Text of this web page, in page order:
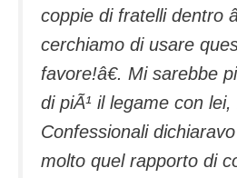
coppie di fratelli dentro
cerchiamo di usare
favore!â€. Mi sarebbe
di piÃ¹ il legame con
Confessionali
molto quel rapporto di